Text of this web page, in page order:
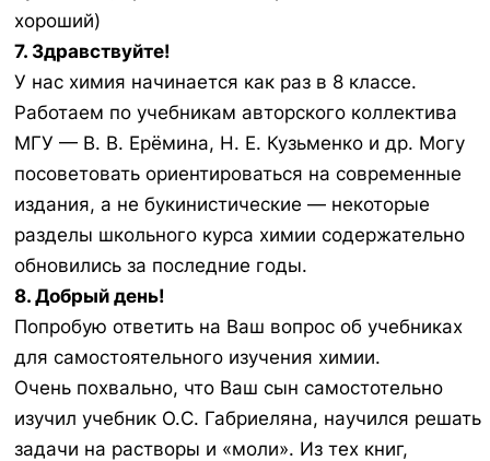
хороший)
7. Здравствуйте!
У нас химия начинается как раз в 8 классе.
Работаем по учебникам авторского коллектива
МГУ — В. В. Ерёмина, Н. Е. Кузьменко и др. Могу
посоветовать ориентироваться на современные
издания, а не букинистические — некоторые
разделы школьного курса химии содержательно
обновились за последние годы.
8. Добрый день!
Попробую ответить на Ваш вопрос об учебниках
для самостоятельного изучения химии.
Очень похвально, что Ваш сын самостотельно
изучил учебник О.С. Габриеляна, научился решать
задачи на растворы и «моли». Из тех книг,